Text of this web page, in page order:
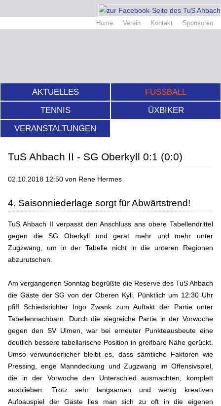
Home Verein Kontakt Sponsoren
AKTUELLES
FUSSBALL
TENNIS
ÜXBIKER
VERANSTALTUNGEN
TuS Ahbach II - SG Oberkyll 0:1 (0:0)
02.10.2018 12:50 von Rene Hermes
4. Saisonniederlage sorgt für Abwärtstrend!
TuS Ahbach II verpasst den Anschluss ans obere Tabellendrittel
gegen die SG Oberkyll und gerät mehr und mehr unter
Zugzwang, um in der Tabelle nicht in die unteren Regionen
abzurutschen.
Am vergangenen Sonntag begrüßte die Reserve des TuS Ahbach
die Gäste der SG von der Oberen Kyll. Pünktlich um 12:30 Uhr
pfiff Schiedsrichter Ingo Zwank zum Auftakt der Partie unter
Tabellennachbarn. Durch die siegreiche Partie in der Vorwoche
gegen den SV Ulmen, war bei erneuter Punkteausbeute eine
deutlich bessere tabellarische Position in greifbare Nähe gerückt.
Umso verwunderlicher bleibt es, dass sämtliche Faktoren wie
Pressing, enge Manndeckung und Zugzwang im Offensivspiel,
die in der Vorwoche den Unterschied ausmachten, komplett
ausblieben. Trotz sehr langsamen und wenig kreativen
Aufbauspiel der Gäste lies man sich zu oft in die eigenen